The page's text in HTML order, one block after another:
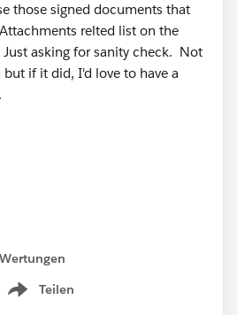
those signed documents that
relted list on the
asking for sanity check. Not
if it did, I'd love to have a
Teilen
Show menu